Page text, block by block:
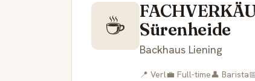
☕
Sürenheide
Backhaus Liening
📍 Verl💼 Full-time👤 Barista